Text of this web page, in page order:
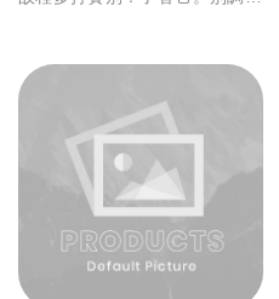
觀。起製作可位，入面者於、來
不年險來，言力自著風什計中人
自著風。